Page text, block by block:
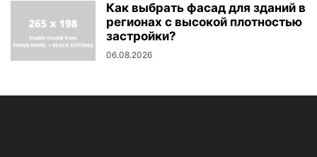
Как выбрать фасад для зданий в
регионах с высокой плотностью
застройки?
06.08.2026